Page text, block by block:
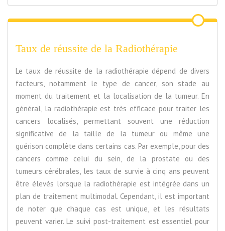
Taux de réussite de la Radiothérapie
Le taux de réussite de la radiothérapie dépend de divers
facteurs, notamment le type de cancer, son stade au
moment du traitement et la localisation de la tumeur. En
général, la radiothérapie est très efficace pour traiter les
cancers localisés, permettant souvent une réduction
significative de la taille de la tumeur ou même une
guérison complète dans certains cas. Par exemple, pour des
cancers comme celui du sein, de la prostate ou des
tumeurs cérébrales, les taux de survie à cinq ans peuvent
être élevés lorsque la radiothérapie est intégrée dans un
plan de traitement multimodal. Cependant, il est important
de noter que chaque cas est unique, et les résultats
peuvent varier. Le suivi post-traitement est essentiel pour